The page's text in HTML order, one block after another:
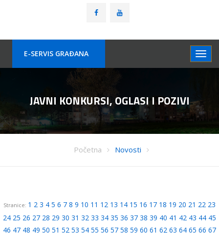
E-SERVIS GRAÐANA
JAVNI KONKURSI, OGLASI I POZIVI
Početna Novosti
Stranice: 1 2 3 4 5 6 7 8 9 10 11 12 13 14 15 16 17 18 19 20 21 22 23
24 25 26 27 28 29 30 31 32 33 34 35 36 37 38 39 40 41 42 43 44 45
46 47 48 49 50 51 52 53 54 55 56 57 58 59 60 61 62 63 64 65 66 67